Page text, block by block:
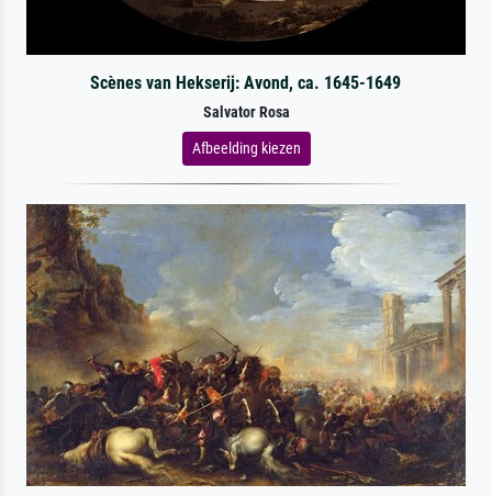
Scènes van Hekserij: Avond, ca. 1645-1649
Salvator Rosa
Afbeelding kiezen